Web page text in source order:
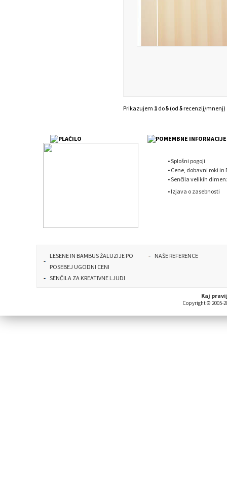
Prikazujem 1 do5 (od 5recenzij/mnenj)
•Splošni pogoji
• Cene, dobavni roki in
•Senčila velikih
• Izjava o zasebnosti
LESENE IN BAMBUS ŽALUZIJE PO
POSEBEJ UGODNI CENI
SENČILA ZA KREATIVNE LJUDI
NAŠE REFERENCE
Kaj
Copyright © 2005-